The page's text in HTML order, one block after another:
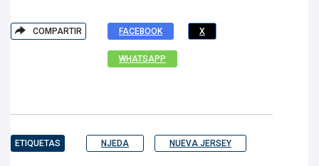
COMPARTIR FACEBOOK X
WHATSAPP
ETIQUETAS NJEDA NUEVA JERSEY